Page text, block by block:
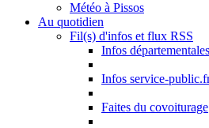
Météo à Pissos
Au quotidien
Fil(s) d'infos et flux RSS
Infos départementales
Infos service-
Faites du covoiturage